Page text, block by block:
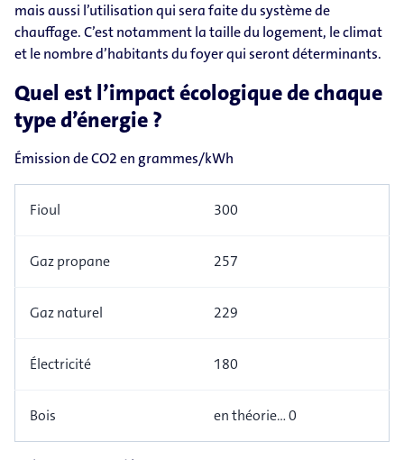
mais aussi l’utilisation qui sera faite du système de
chauffage. C’est notamment la taille du logement, le climat
et le nombre d’habitants du foyer qui seront déterminants.
Quel est l’impact écologique de chaque
type d’énergie ?
Émission de CO2 en grammes/kWh
Fioul 300
Gaz propane 257
Gaz naturel 229
Électricité 180
Bois en théorie… 0